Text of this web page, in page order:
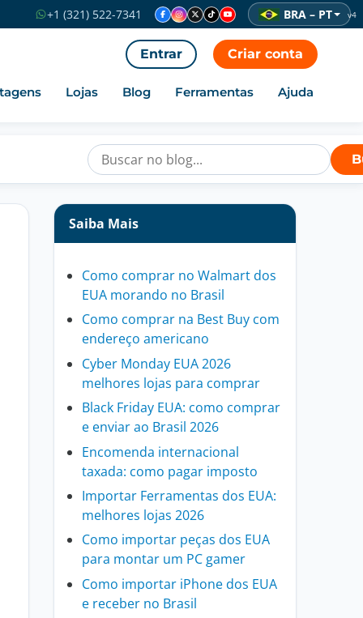
+1 (321) 522-7341 BRA – PT v4
Entrar Criar conta
Lojas Blog Ferramentas Ajuda
Saiba Mais
Como comprar no Walmart dos
EUA morando no Brasil
Como comprar na Best Buy com
endereço americano
Cyber Monday EUA 2026
melhores lojas para comprar
Black Friday EUA: como comprar
e enviar ao Brasil 2026
Encomenda internacional
taxada: como pagar imposto
Importar Ferramentas dos EUA:
melhores lojas 2026
Como importar peças dos EUA
para montar um PC gamer
Como importar iPhone dos EUA
e receber no Brasil